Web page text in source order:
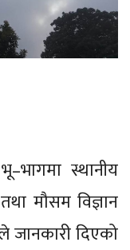
स्थानीय
मौसम विज्ञान
जानकारी दिएको